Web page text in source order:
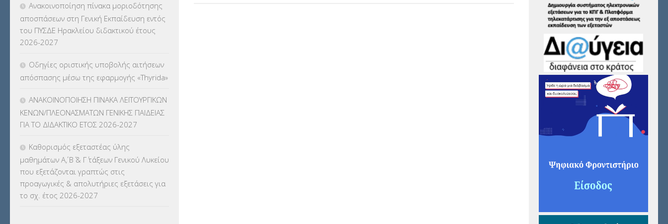
ΓΛΩΣΣΟΜΑΘΕΙΑΣ(135)
ΚΠπ- ΚΡΑΤΙΚΟ ΠΙΣΤΟΠΟΙΗΤΙΚΟ
ΠΛΗΡΟΦΟΡΙΚΗΣ
ΛΟΙΠΑ(309)
ΜΕΤΑΘΕΣΕΙΣ-ΤΟΠΟΘΕΤΗΣΕΙΣ
ΒΕΛΤΙΩΣΕΙΣ(319)
ΜΕΤΑΤΑΞΕΙΣ(87)
ΜΕΤΑΦΟΡΑ ΜΑΘΗΤΩΝ(3)
ΝΟΜΟΘΕΣΙΑ(66)
Ανακοινοποίηση πίνακα μοριοδότησης
αποσπάσεων στη Γενική Εκπαίδευση εντός
του ΠΥΣΔΕ Ηρακλείου διδακτικού έτους
2026-2027
Οδηγίες οριστικής υποβολής αιτήσεων
απόσπασης μέσω της εφαρμογής «Thyrida»
ΑΝΑΚΟΙΝΟΠΟΙΗΣΗ ΠΙΝΑΚΑ ΛΕΙΤΟΥΡΓΙΚΩΝ
ΚΕΝΩΝ/ΠΛΕΟΝΑΣΜΑΤΩΝ ΓΕΝΙΚΗΣ ΠΑΙΔΕΙΑΣ
ΓΙΑ ΤΟ ΔΙΔΑΚΤΙΚΟ ΕΤΟΣ 2026-2027
Καθορισμός εξεταστέας ύλης
μαθημάτων Α΄, Β΄ & Γ΄ τάξεων Γενικού Λυκείου
που εξετάζονται γραπτώς στις
προαγωγικές & απολυτήριες εξετάσεις για
το σχ. έτος 2026-2027